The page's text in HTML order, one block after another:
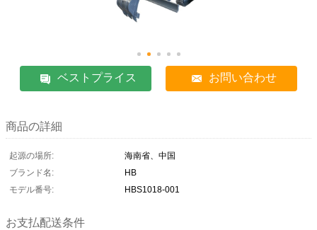
ベストプライス お問い合わせ
商品の詳細
起源の場所:
海南省、中国
ブランド名:
HB
モデル番号:
HBS1018-001
お支払配送条件